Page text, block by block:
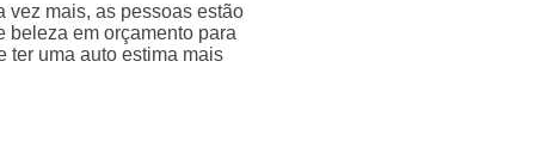
vez mais, as pessoas estão
beleza em orçamento para
ter uma auto estima mais